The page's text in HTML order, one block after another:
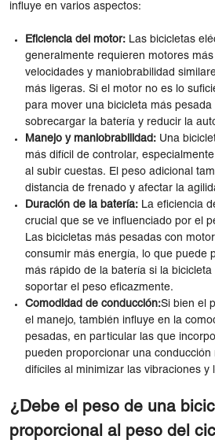
influye en varios aspectos:
Eficiencia del motor: Las bicicletas
generalmente requieren motores
velocidades y maniobrabilidad
más ligeras. Si el motor no es lo
para mover una bicicleta más
sobrecargar la batería y reducir la
Manejo y maniobrabilidad: Una
más difícil de controlar,
al subir cuestas. El peso adicional
distancia de frenado y afectar la
Duración de la batería: La eficiencia
crucial que se ve influenciado por el
Las bicicletas más pesadas con
consumir más energía, lo que puede
más rápido de la batería si la
soportar el peso eficazmente.
Comodidad de conducción:Si bien el
el manejo, también influye en la
pesadas, en particular las que
pueden proporcionar una
difíciles al minimizar las vibraciones y
¿Debe el peso de una
proporcional al peso del